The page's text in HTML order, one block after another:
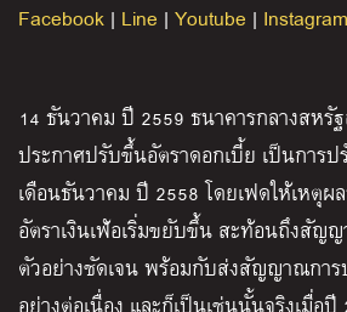
Facebook | Line | Youtube | Instagram
14 ธันวาคม ปี 2559 ธนาคารกลางสหรั
ประกาศปรับขึ้นอัตราดอกเบี้ย เป็นการ
เดือนธันวาคม ปี 2558 โดยเฟดให้เหตุผ
อัตราเงินเฟ้อเริ่มขยับขึ้น สะท้อนถึงสัญ
ตัวอย่างชัดเจน พร้อมกับส่งสัญญาณกา